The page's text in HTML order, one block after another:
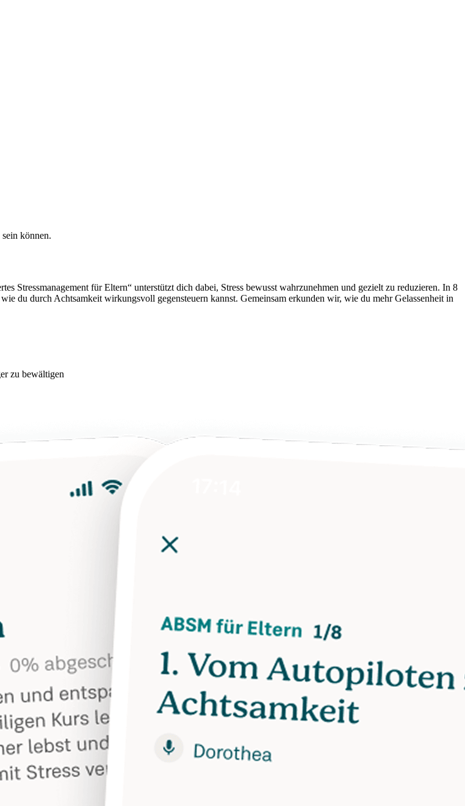
können.
Stressmanagement für Eltern“ unterstützt dich dabei, Stress bewusst wahrzunehmen und gezielt zu reduzieren. In 8
du durch Achtsamkeit wirkungsvoll gegensteuern kannst. Gemeinsam erkunden wir, wie du mehr Gelassenheit in
zu bewältigen